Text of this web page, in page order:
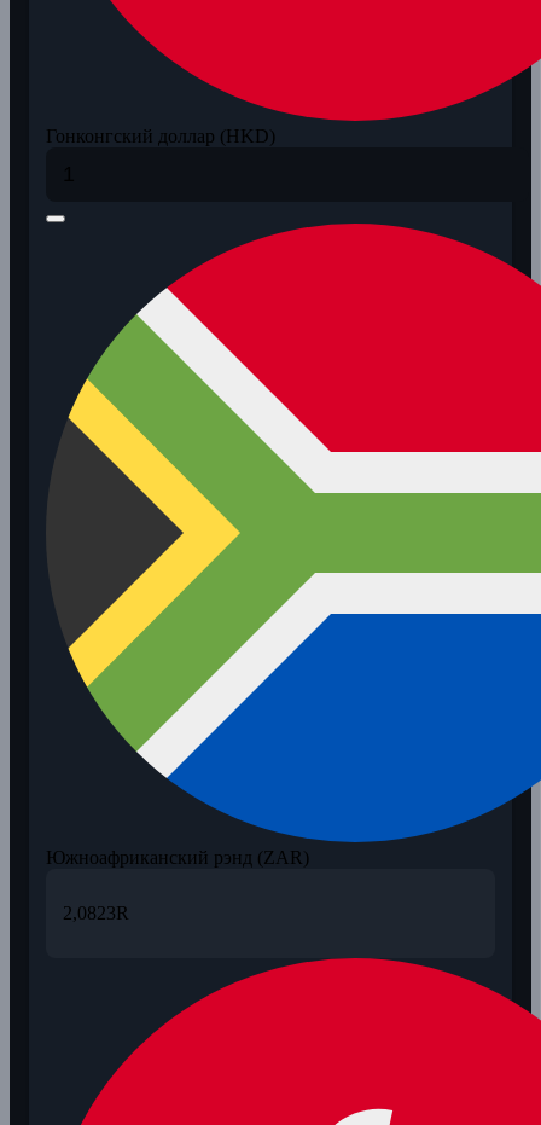
Гонконгский доллар (HKD)
Южноафриканский рэнд (ZAR)
2,0823R